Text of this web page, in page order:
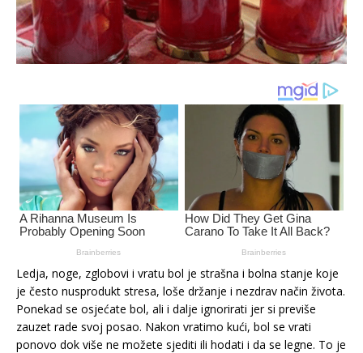
Ledja, noge, zglobovi i vratu bol je strašna i bolna stanje koje
je često nusprodukt stresa, loše držanje i nezdrav način života.
Ponekad se osjećate bol, ali i dalje ignorirati jer si previše
zauzet rade svoj posao. Nakon vratimo kući, bol se vrati
ponovo dok više ne možete sjediti ili hodati i da se legne. To je